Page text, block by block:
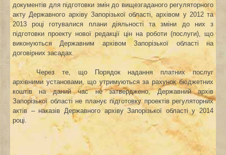
документів для підготовки змін до вищезгаданого регуляторного
акту Державного архіву Запорізької області, архівом у 2012 та
2013 році готувалися плани діяльності та зміни до них з
підготовки проекту нової редакції цін на роботи (послуги), що
виконуються Державним архівом Запорізької області на
договірних засадах.
Через те, що Порядок надання платних послуг
архівними установами, що утримуються за рахунок бюджетних
коштів на даний час не затверджено, Державний архів
Запорізької області не планує підготовку проектів регуляторних
актів – наказів Державного архіву Запорізької області у 2014
році.